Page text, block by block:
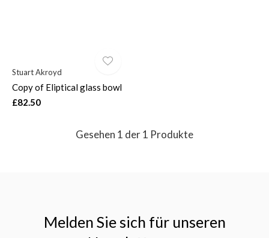
Stuart Akroyd
Copy of Eliptical glass bowl
£82.50
Gesehen 1 der 1 Produkte
Melden Sie sich für unseren